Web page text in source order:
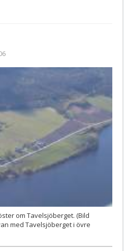
om Tavelsjöberget. (Bild
med Tavelsjöberget i övre